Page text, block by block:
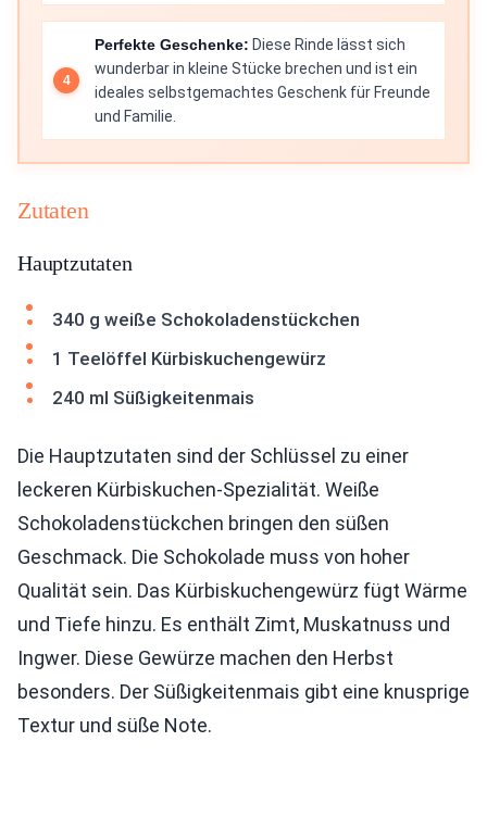
Perfekte Geschenke: Diese Rinde lässt sich
wunderbar in kleine Stücke brechen und ist ein
ideales selbstgemachtes Geschenk für Freunde
und Familie.
Zutaten
Hauptzutaten
340 g weiße Schokoladenstückchen
1 Teelöffel Kürbiskuchengewürz
240 ml Süßigkeitenmais
Die Hauptzutaten sind der Schlüssel zu einer
leckeren Kürbiskuchen-Spezialität. Weiße
Schokoladenstückchen bringen den süßen
Geschmack. Die Schokolade muss von hoher
Qualität sein. Das Kürbiskuchengewürz fügt Wärme
und Tiefe hinzu. Es enthält Zimt, Muskatnuss und
Ingwer. Diese Gewürze machen den Herbst
besonders. Der Süßigkeitenmais gibt eine knusprige
Textur und süße Note.